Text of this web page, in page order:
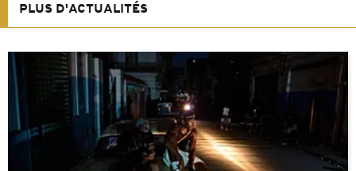
PLUS D'ACTUALITÉS